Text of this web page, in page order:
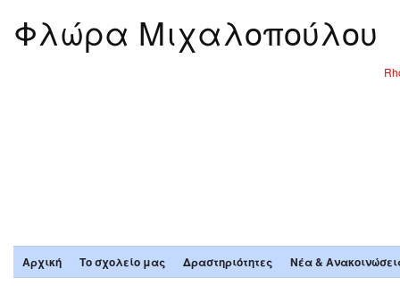
Φλώρα Μιχαλοπούλου
Αρχική Το σχολείο μας Δραστηριότητες Νέα &